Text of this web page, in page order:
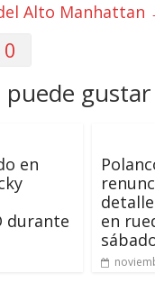
Alto Manhattan
0
gustar
en
durante
en